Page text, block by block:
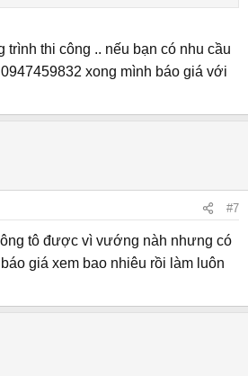
trình thi công .. nếu bạn có nhu cầu
xong mình báo giá với
#7
tô được vì vướng nàh nhưng có
giá xem bao nhiêu rồi làm luôn